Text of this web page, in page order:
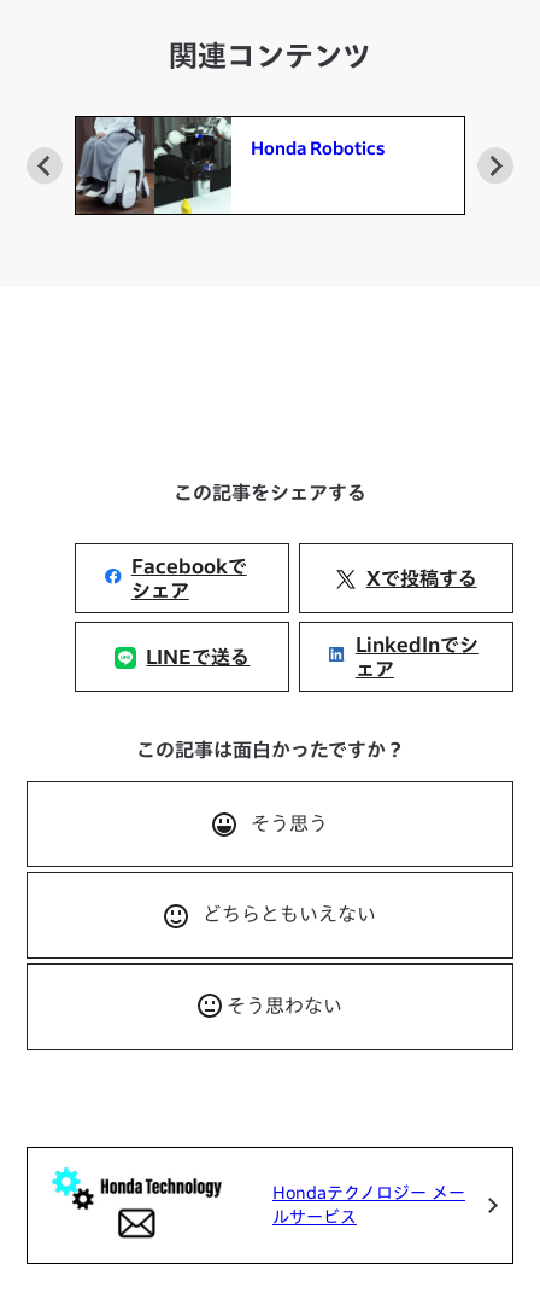
関連コンテンツ
Honda Robotics
この記事をシェアする
Facebookで
シェア
Xで投稿する
LINEで送る
LinkedInでシ
ェア
この記事は面白かったですか？
そう思う
どちらともいえない
そう思わない
Hondaテクノロジー メー
ルサービス